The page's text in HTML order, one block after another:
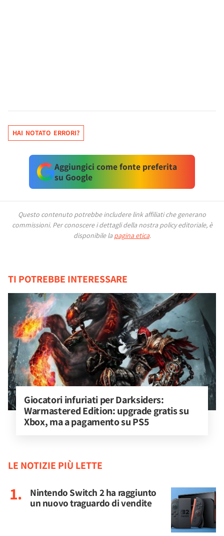
HAI NOTATO ERRORI?
Aggiungici come fonte preferita
su Google
Questo contenuto potrebbe includere link affiliati che generano
commissioni. Per conoscere i dettagli della nostra policy editoriale, è
disponibile la pagina etica.
TI POTREBBE INTERESSARE
Giocatori infuriati per Darksiders:
Warmastered Edition: upgrade gratis su
Xbox, ma a pagamento su PS5
LE NOTIZIE PIÙ LETTE
Nintendo Switch 2 ha raggiunto
un nuovo traguardo di vendite